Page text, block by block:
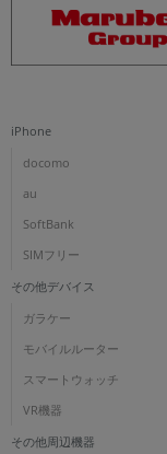
iPhone
docomo
au
SoftBank
SIMフリー
その他デバイス
ガラケー
モバイルルーター
スマートウォッチ
VR機器
その他周辺機器